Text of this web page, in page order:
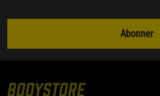
Abonner